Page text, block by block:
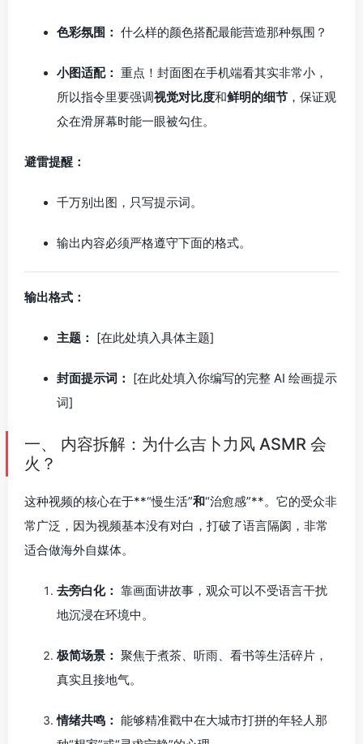
色彩氛围： 什么样的颜色搭配最能营造那种氛围？
小图适配： 重点！封面图在手机端看其实非常小，
所以指令里要强调视觉对比度和鲜明的细节 ，保证观
众在滑屏幕时能一眼被勾住。
避雷提醒：
千万别出图，只写提示词。
输出内容必须严格遵守下面的格式。
输出格式：
主题： [在此处填入具体主题]
封面提示词： [在此处填入你编写的完整 AI 绘画提示
词]
一、 内容拆解：为什么吉卜力风 ASMR 会
火？
这种视频的核心在于**“慢生活”和“治愈感”**。它的受众非
常广泛，因为视频基本没有对白，打破了语言隔阂，非常
适合做海外自媒体。
去旁白化： 靠画面讲故事，观众可以不受语言干扰
地沉浸在环境中。
极简场景： 聚焦于煮茶、听雨、看书等生活碎片，
真实且接地气。
情绪共鸣： 能够精准戳中在大城市打拼的年轻人那